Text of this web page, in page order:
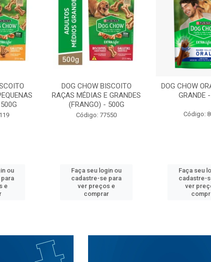
ou
e
DOG CHOW BISCOITO
RAÇAS MÉDIAS E GRANDES
(FRANGO) - 500G
Código: 77550
Faça seu login ou
cadastre-se para
ver preços e
comprar
DOG CHOW
GRANDE
Código:
Faça seu
cadastre-
ver